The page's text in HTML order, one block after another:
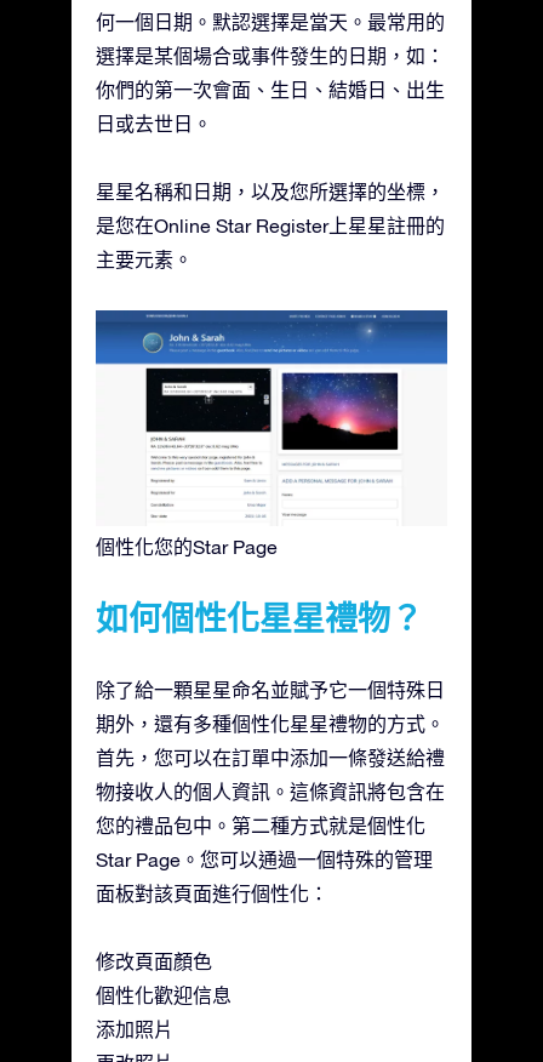
何一個日期。默認選擇是當天。最常用的
選擇是某個場合或事件發生的日期，如：
你們的第一次會面、生日、結婚日、出生
日或去世日。
星星名稱和日期，以及您所選擇的坐標，
是您在Online Star Register上星星註冊的
主要元素。
個性化您的Star Page
如何個性化星星禮物？
除了給一顆星星命名並賦予它一個特殊日
期外，還有多種個性化星星禮物的方式。
首先，您可以在訂單中添加一條發送給禮
物接收人的個人資訊。這條資訊將包含在
您的禮品包中。第二種方式就是個性化
Star Page。您可以通過一個特殊的管理
面板對該頁面進行個性化：
修改頁面顏色
個性化歡迎信息
添加照片